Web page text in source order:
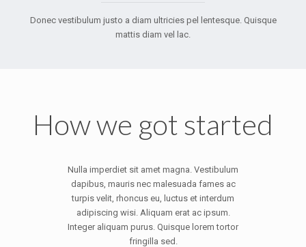
Donec vestibulum justo a diam ultricies pel lentesque. Quisque
mattis diam vel lac.
How we got started
Nulla imperdiet sit amet magna. Vestibulum
dapibus, mauris nec malesuada fames ac
turpis velit, rhoncus eu, luctus et interdum
adipiscing wisi. Aliquam erat ac ipsum.
Integer aliquam purus. Quisque lorem tortor
fringilla sed.